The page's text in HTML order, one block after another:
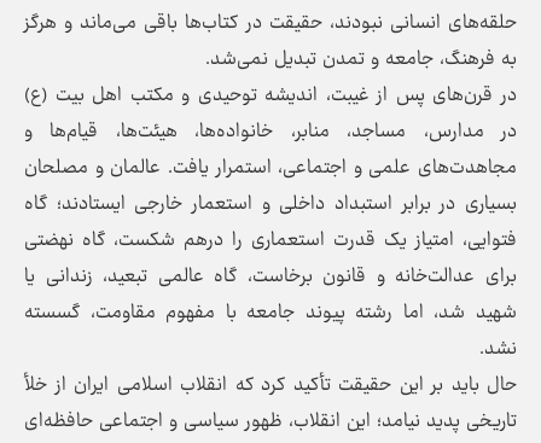
حلقه‌های انسانی نبودند، حقیقت در کتاب‌ها باقی می‌ماند و هرگز
به فرهنگ، جامعه و تمدن تبدیل نمی‌شد.
در قرن‌های پس از غیبت، اندیشه توحیدی و مکتب اهل‌ بیت (ع)
در مدارس، مساجد، منابر، خانواده‌ها، هیئت‌ها، قیام‌ها و
مجاهدت‌های علمی و اجتماعی، استمرار یافت. عالمان و مصلحان
بسیاری در برابر استبداد داخلی و استعمار خارجی ایستادند؛ گاه
فتوایی، امتیاز یک قدرت استعماری را درهم شکست، گاه نهضتی
برای عدالت‌خانه و قانون برخاست، گاه عالمی تبعید، زندانی یا
شهید شد، اما رشته پیوند جامعه با مفهوم مقاومت، گسسته
نشد.
حال باید بر این حقیقت تأکید کرد که انقلاب اسلامی ایران از خلأ
تاریخی پدید نیامد؛ این انقلاب، ظهور سیاسی و اجتماعی حافظه‌ای